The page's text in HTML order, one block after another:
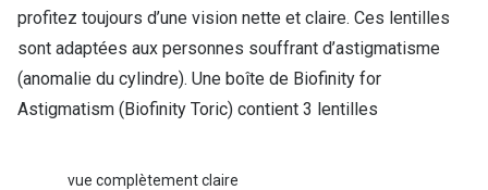
profitez toujours d’une vision nette et claire. Ces lentilles
sont adaptées aux personnes souffrant d’astigmatisme
(anomalie du cylindre). Une boîte de Biofinity for
Astigmatism (Biofinity Toric) contient 3 lentilles
vue complètement claire